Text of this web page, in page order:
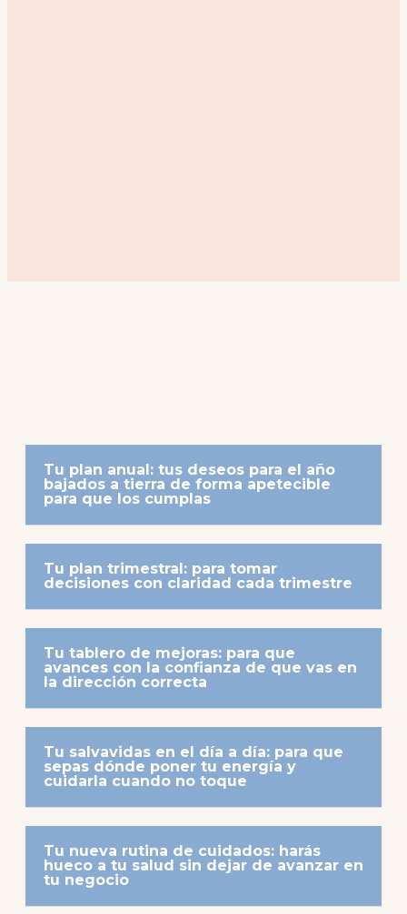
Tu plan anual: tus deseos para el año
bajados a tierra de forma apetecible
para que los cumplas
Tu plan trimestral: para tomar
decisiones con claridad cada trimestre
Tu tablero de mejoras: para que
avances con la confianza de que vas en
la dirección correcta
Tu salvavidas en el día a día: para que
sepas dónde poner tu energía y
cuidarla cuando no toque
Tu nueva rutina de cuidados: harás
hueco a tu salud sin dejar de avanzar en
tu negocio